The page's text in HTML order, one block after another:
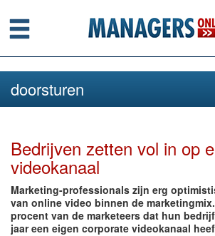
Menu
doorsturen
Bedrijven zetten vol in op
videokanaal
Marketing-professionals zijn erg
van online video binnen de
procent van de marketeers dat hun
jaar een eigen corporate videokanaal